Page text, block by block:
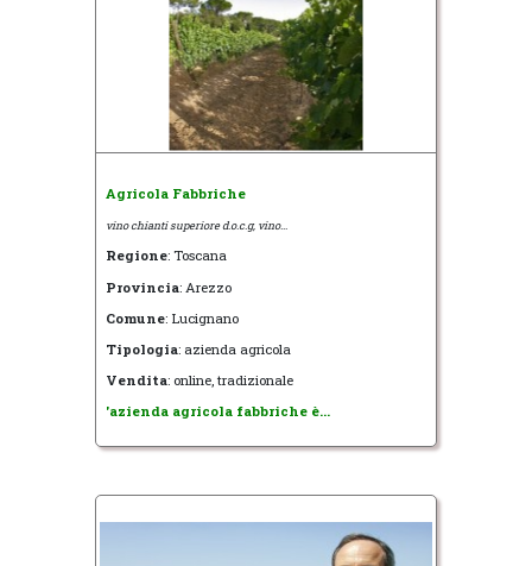
Agricola Fabbriche
vino chianti superiore d.o.c.g, vino...
Regione: Toscana
Provincia: Arezzo
Comune: Lucignano
Tipologia: azienda agricola
Vendita: online, tradizionale
'azienda agricola fabbriche è...